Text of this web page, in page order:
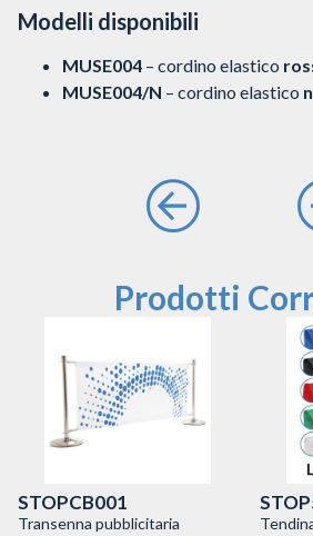
Modelli disponibili
MUSE004 – cordino elastico
MUSE004/N – cordino elastico
Prodotti
STOPCB001
Transenna pubblicitaria